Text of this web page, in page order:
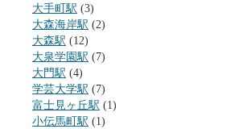
大手町駅 (3)
大森海岸駅 (2)
大森駅 (12)
大泉学園駅 (7)
大門駅 (4)
学芸大学駅 (7)
富士見ヶ丘駅 (1)
小伝馬町駅 (1)